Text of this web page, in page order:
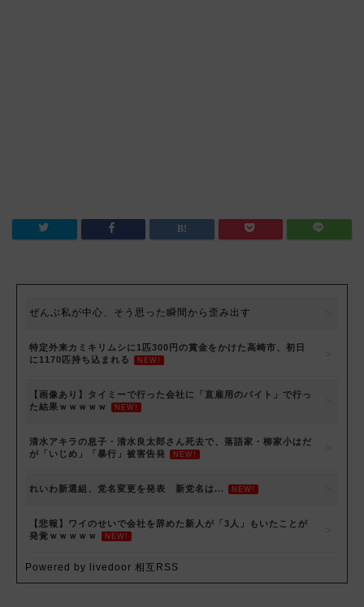
ぜんぶ私が中心、そう思った瞬間から歪み出す
特定外来カミキリムシに1匹300円の賞金をかけた高崎市、初日
に1170匹持ち込まれる
NEW!
【画像あり】タイミーで行った会社に「直雇用のバイト」で行っ
た結果ｗｗｗｗｗ
NEW!
清水アキラの息子・清水良太郎さん死去で、落語家・柳家小はだ
が「いじめ」「暴行」被害告発
NEW!
れいわ新選組、党名変更を発表 新党名は... NEW!
【悲報】ワイのせいで会社を辞めた新人が「3人」もいたことが
発覚ｗｗｗｗｗ
NEW!
Powered by livedoor 相互RSS